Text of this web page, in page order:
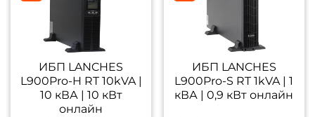
ИБП LANCHES
L900Pro-H RT 10kVA |
10 кВА | 10 кВт
онлайн
ИБП LANCHES
L900Pro-S RT 1kVA | 1
кВА | 0,9 кВт онлайн